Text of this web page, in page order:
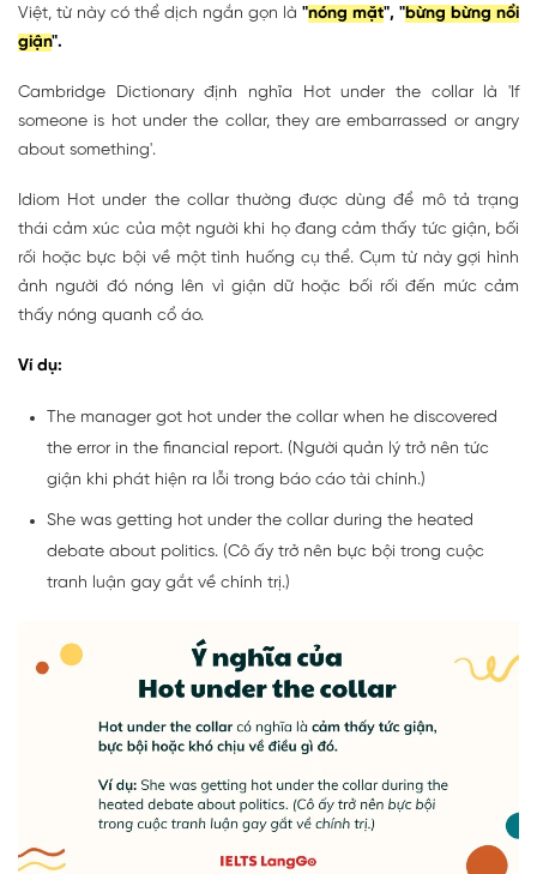
Việt, từ này có thể dịch ngắn gọn là "nóng mặt", "bừng bừng nổi
giận".
Cambridge Dictionary định nghĩa Hot under the collar là 'If
someone is hot under the collar, they are embarrassed or angry
about something'.
Idiom Hot under the collar thường được dùng để mô tả trạng
thái cảm xúc của một người khi họ đang cảm thấy tức giận, bối
rối hoặc bực bội về một tình huống cụ thể. Cụm từ này gợi hình
ảnh người đó nóng lên vì giận dữ hoặc bối rối đến mức cảm
thấy nóng quanh cổ áo.
Ví dụ:
The manager got hot under the collar when he discovered
the error in the financial report. (Người quản lý trở nên tức
giận khi phát hiện ra lỗi trong báo cáo tài chính.)
She was getting hot under the collar during the heated
debate about politics. (Cô ấy trở nên bực bội trong cuộc
tranh luận gay gắt về chính trị.)